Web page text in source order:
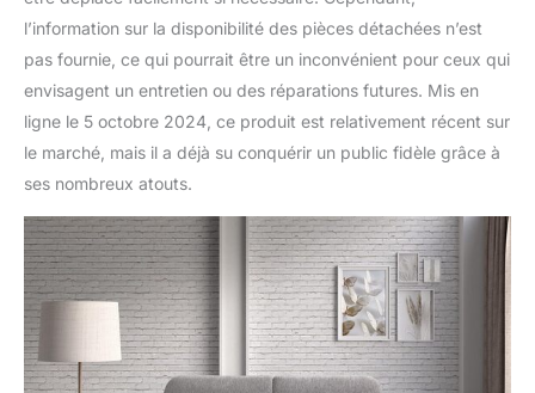
l’information sur la disponibilité des pièces détachées n’est
pas fournie, ce qui pourrait être un inconvénient pour ceux qui
envisagent un entretien ou des réparations futures. Mis en
ligne le 5 octobre 2024, ce produit est relativement récent sur
le marché, mais il a déjà su conquérir un public fidèle grâce à
ses nombreux atouts.